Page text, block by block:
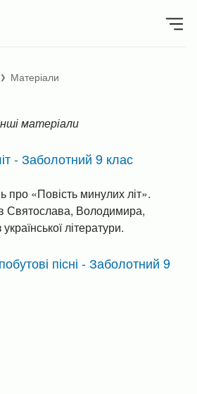
❯ Матеріали
матеріали
- Заболотний 9 клас
про «Повість минулих літ».
Святослава, Володимира,
літератури.
пісні - Заболотний 9